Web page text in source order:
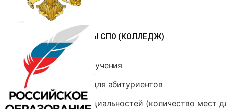
ПРОГРАММЫ СПО (КОЛЛЕДЖ)
Стоимость обучения
Информация для абитуриентов
Перечень специальностей (количество мест